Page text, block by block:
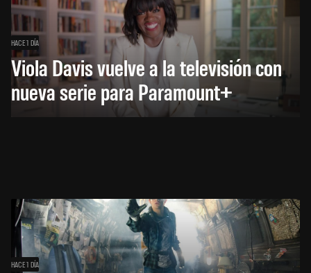
HACE 1 DÍA
Viola Davis vuelve a la televisión con
nueva serie para Paramount+
HACE 1 DÍA